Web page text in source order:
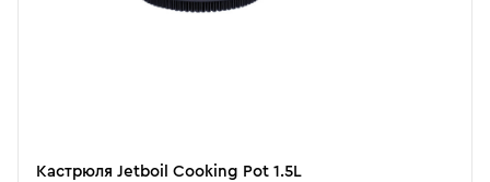
Кастрюля Jetboil Cooking Pot 1.5L